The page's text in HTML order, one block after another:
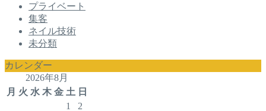
プライベート
集客
ネイル技術
未分類
カレンダー
2026年8月
月 火 水 木 金 土 日
1
2